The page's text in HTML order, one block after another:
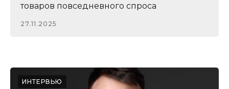
товаров повседневного спроса
27.11.2025
ИНТЕРВЬЮ